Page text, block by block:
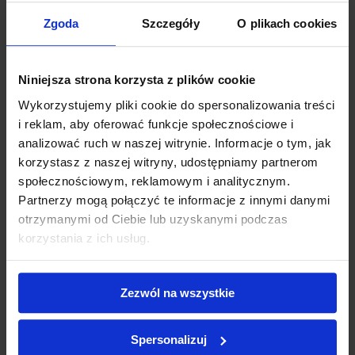
Zgoda Szczegóły O plikach cookies
Niniejsza strona korzysta z plików cookie
Wykorzystujemy pliki cookie do spersonalizowania treści
i reklam, aby oferować funkcje społecznościowe i
analizować ruch w naszej witrynie. Informacje o tym, jak
korzystasz z naszej witryny, udostępniamy partnerom
społecznościowym, reklamowym i analitycznym.
Partnerzy mogą połączyć te informacje z innymi danymi
otrzymanymi od Ciebie lub uzyskanymi podczas
korzystania z ich usług.
Zezwól na wszystkie
Spersonalizuj
4 680,00 zł
Produkt chwilowo niedostępny
Zestaw PSP R-1 bez szyn i deski